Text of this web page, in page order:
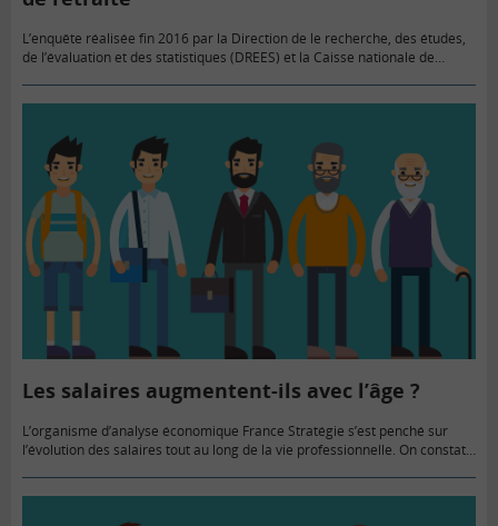
L’enquête réalisée fin 2016 par la Direction de le recherche, des études,
de l’évaluation et des statistiques (DREES) et la Caisse nationale de
Les salaires augmentent-ils avec l’âge ?
L’organisme d’analyse économique France Stratégie s’est penché sur
l’évolution des salaires tout au long de la vie professionnelle. On constate